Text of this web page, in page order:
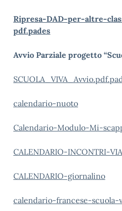
Ripresa-DAD-per-altre-
pdf.pades
Avvio Parziale progetto
calendario-nuoto
Calendario-Modulo-Mi-
CALENDARIO-INCONTRI-
CALENDARIO-giornalino
calendario-francese-scuola-